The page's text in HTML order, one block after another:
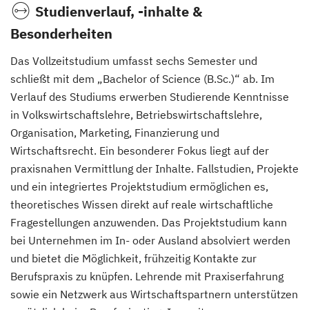
Studienverlauf, -inhalte &
Besonderheiten
Das Vollzeitstudium umfasst sechs Semester und
schließt mit dem „Bachelor of Science (B.Sc.)“ ab. Im
Verlauf des Studiums erwerben Studierende Kenntnisse
in Volkswirtschaftslehre, Betriebswirtschaftslehre,
Organisation, Marketing, Finanzierung und
Wirtschaftsrecht. Ein besonderer Fokus liegt auf der
praxisnahen Vermittlung der Inhalte. Fallstudien, Projekte
und ein integriertes Projektstudium ermöglichen es,
theoretisches Wissen direkt auf reale wirtschaftliche
Fragestellungen anzuwenden. Das Projektstudium kann
bei Unternehmen im In- oder Ausland absolviert werden
und bietet die Möglichkeit, frühzeitig Kontakte zur
Berufspraxis zu knüpfen. Lehrende mit Praxiserfahrung
sowie ein Netzwerk aus Wirtschaftspartnern unterstützen